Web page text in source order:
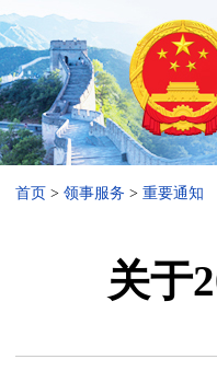
首页 > 领事服务 > 重要通知
关于